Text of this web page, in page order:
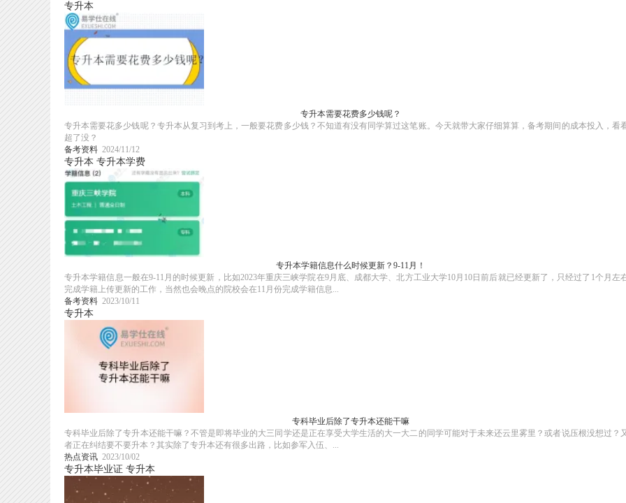
专升本
专升本需要花费多少钱呢？
专升本需要花多少钱呢？专升本从复习到考上，一般要花费多少钱？不知道有没有同学算过这笔账。今天就带大家仔细算算，备考期间的成本投入，看
超了没？
备考资料 2024/11/12
专升本 专升本学费
专升本学籍信息什么时候更新？9-11月！
专升本学籍信息一般在9-11月的时候更新，比如2023年重庆三峡学院在9月底、成都大学、北方工业大学10月10日前后就已经更新了，只经过了1个月左
完成学籍上传更新的工作，当然也会晚点的院校会在11月份完成学籍信息...
备考资料 2023/10/11
专升本
专科毕业后除了专升本还能干嘛
专科毕业后除了专升本还能干嘛？不管是即将毕业的大三同学还是正在享受大学生活的大一大二的同学可能对于未来还云里雾里？或者说压根没想过？
者正在纠结要不要升本？其实除了专升本还有很多出路，比如参军入伍、...
热点资讯 2023/10/02
专升本毕业证 专升本